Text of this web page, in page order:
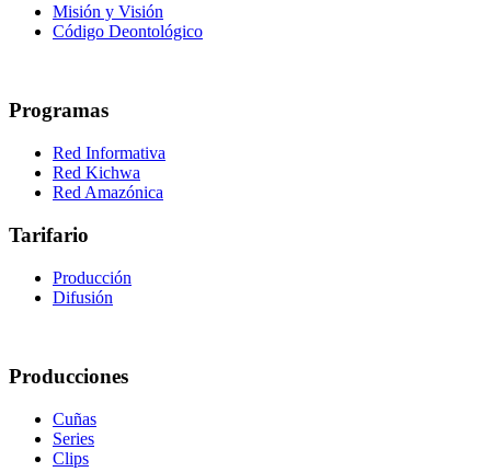
Misión y Visión
Código Deontológico
Programas
Red Informativa
Red Kichwa
Red Amazónica
Tarifario
Producción
Difusión
Producciones
Cuñas
Series
Clips